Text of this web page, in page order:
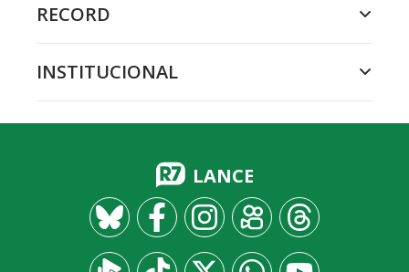
RECORD
INSTITUCIONAL
LANCE